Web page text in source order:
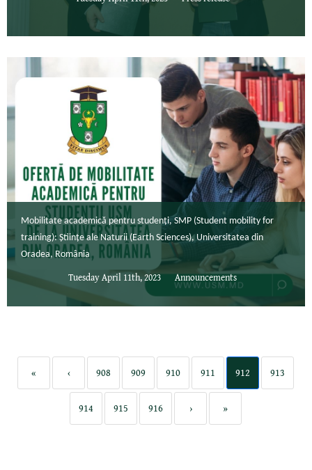
Mobilitate academică pentru studenți, SMP (Student mobility for
training): Științe ale Naturii (Earth Sciences), Universitatea din
Oradea, România
Tuesday April 11th, 2023 Announcements
« ‹ 908 909 910 911 912 913
914 915 916 › »